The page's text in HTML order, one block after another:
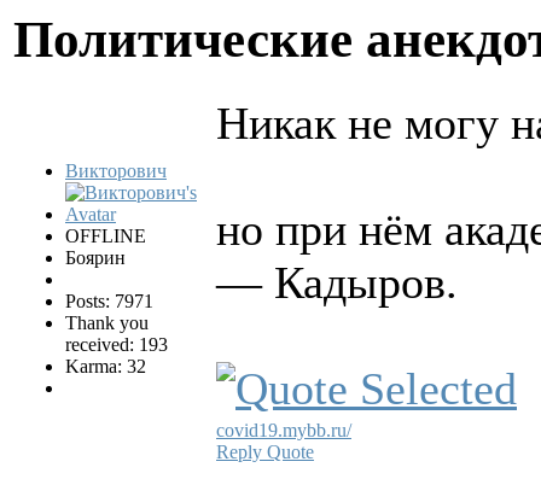
Политические
Викторович
OFFLINE
Боярин
Posts: 7971
Thank you
received: 193
Karma: 32
Никак не могу
но при нём
— Кадыров.
covid19.mybb.ru/
Reply Quote